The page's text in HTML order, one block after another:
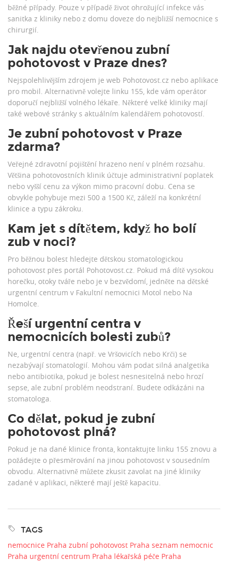
běžné případy. Pouze v případě život ohrožující infekce vás
sanitka z kliniky nebo z domu doveze do nejbližší nemocnice s
chirurgií.
Jak najdu otevřenou zubní
pohotovost v Praze dnes?
Nejspolehlivějším zdrojem je web Pohotovost.cz nebo aplikace
pro mobil. Alternativně volejte linku 155, kde vám operátor
doporučí nejbližší volného lékaře. Některé velké kliniky mají
také webové stránky s aktuálním kalendářem pohotovostí.
Je zubní pohotovost v Praze
zdarma?
Veřejné zdravotní pojištění hrazeno není v plném rozsahu.
Většina pohotovostních klinik účtuje administrativní poplatek
nebo vyšší cenu za výkon mimo pracovní dobu. Cena se
obvykle pohybuje mezi 500 a 1500 Kč, záleží na konkrétní
klinice a typu zákroku.
Kam jet s dítětem, když ho bolí
zub v noci?
Pro běžnou bolest hledejte dětskou stomatologickou
pohotovost přes portál Pohotovost.cz. Pokud má dítě vysokou
horečku, otoky tváře nebo je v bezvědomí, jedněte na dětské
urgentní centrum v Fakultní nemocnici Motol nebo Na
Homolce.
Řeší urgentní centra v
nemocnicích bolesti zubů?
Ne, urgentní centra (např. ve Vršovicích nebo Krči) se
nezabývají stomatologií. Mohou vám podat silná analgetika
nebo antibiotika, pokud je bolest nesnesitelná nebo hrozí
sepse, ale zubní problém neodstraní. Budete odkázáni na
stomatologa.
Co dělat, pokud je zubní
pohotovost plná?
Pokud je na dané klinice fronta, kontaktujte linku 155 znovu a
požádejte o přesměrování na jinou pohotovost v sousedním
obvodu. Alternativně můžete zkusit zavolat na jiné kliniky
zadané v aplikaci, některé mají ještě kapacitu.
TAGS
nemocnice Praha zubní pohotovost Praha seznam nemocnic
Praha urgentní centrum Praha lékařská péče Praha